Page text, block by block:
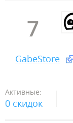
7
GabeStore
Активные:
0 скидок